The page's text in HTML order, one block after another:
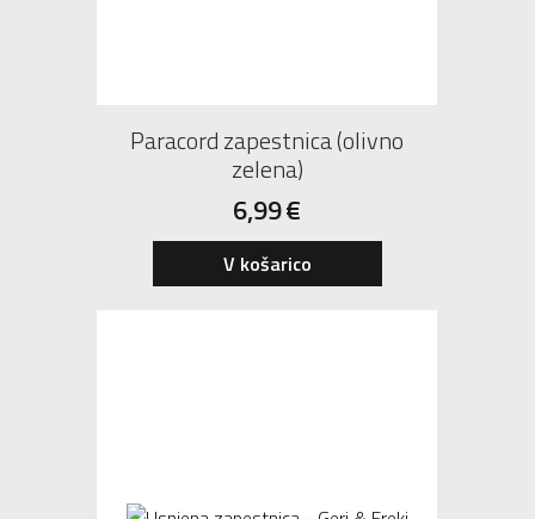
Paracord zapestnica (olivno
zelena)
6,99€
V košarico